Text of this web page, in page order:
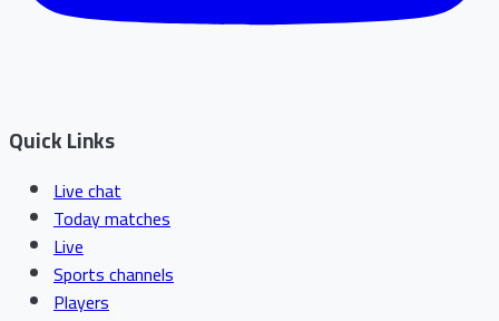
Quick Links
Live chat
Today matches
Live
Sports channels
Players